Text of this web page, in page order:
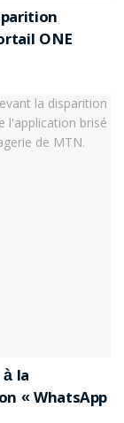
ONE
la
« WhatsApp